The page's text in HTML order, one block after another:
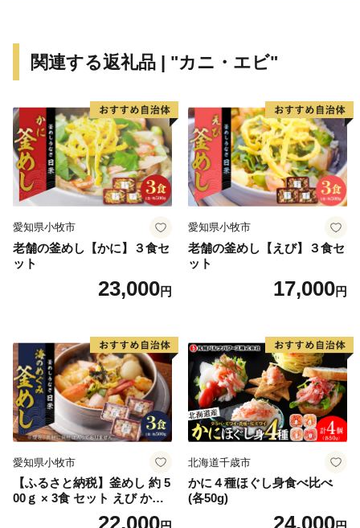
名峰大山の恵みを受けたお礼の品
抱く自然の宝庫です。降った雪や雨をブナの森が受け止
め、ゆっくりと地面に浸透させることで、ミネラルをた
っぷりと含んだ天然水がつくられます。大山の恵みを受
けた水は、豊かな農産物、海藻、魚介類の源になってい
ます。
獲量を誇り、農業ではブロッコリーと梨の生産が盛ん
で、日本でも有数の生産地です。さらに、観光地とし
大山の恵みをたっぷりと受けたお礼の品をたくさんご
町の魅力を感じてください。
関連する返礼品 | "カニ・エビ"
愛知県小牧市
老舗の釜めし【かに】３食セ
ット
23,000円
愛知県小牧市
老舗の釜めし【えび】３食セ
ット
17,000円
愛知県小牧市
【ふるさと納税】釜めし 約 5
00ｇ × 3食 セット えび かに
海のめぐみ 老舗 急速冷凍 レ
北海道千歳市
かに４種ほぐし身食べ比べ
(各50g)